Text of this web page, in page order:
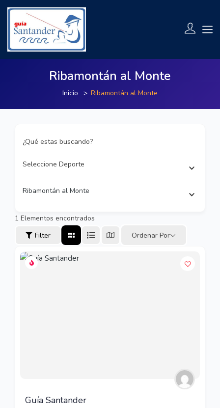
Ribamontán al Monte
Inicio Ribamontán al Monte
¿Qué estas buscando?
Seleccione Deporte
Ribamontán al Monte
1 Elementos encontrados
Filter
Ordenar Por
Guía Santander